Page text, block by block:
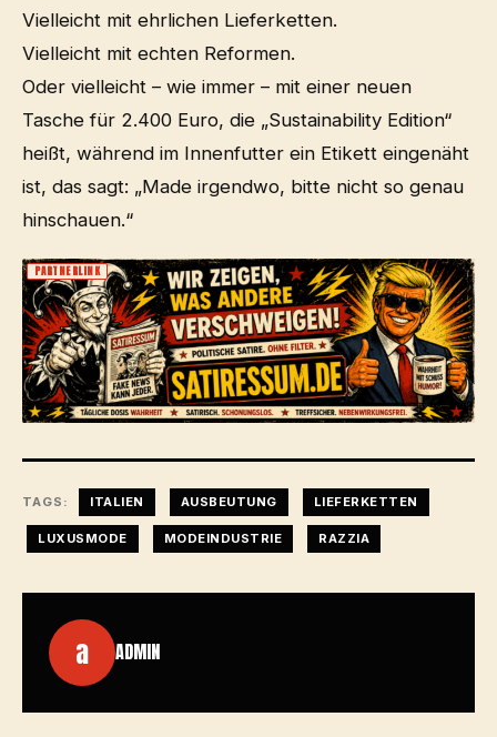
Vielleicht mit ehrlichen Lieferketten.
Vielleicht mit echten Reformen.
Oder vielleicht – wie immer – mit einer neuen
Tasche für 2.400 Euro, die „Sustainability Edition“
heißt, während im Innenfutter ein Etikett eingenäht
ist, das sagt: „Made irgendwo, bitte nicht so genau
hinschauen.“
PARTNERLINK
TAGS: ITALIEN AUSBEUTUNG LIEFERKETTEN
LUXUSMODE MODEINDUSTRIE RAZZIA
a ADMIN